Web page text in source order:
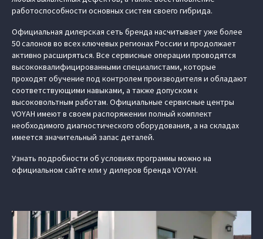
работоспособности основных систем своего гибрида.
Официальная дилерская сеть бренда насчитывает уже более
50 салонов во всех ключевых регионах России и продолжает
активно расширяться. Все сервисные операции проводятся
высококвалифицированными специалистами, которые
проходят обучение под контролем производителя и обладают
соответствующими навыками, а также допуском к
высоковольтным работам. Официальные сервисные центры
VOYAH имеют в своем распоряжении полный комплект
необходимого диагностического оборудования, а на складах
имеется значительный запас деталей.
Узнать подробности об условиях программы можно на
официальном сайте или у дилеров бренда VOYAH.